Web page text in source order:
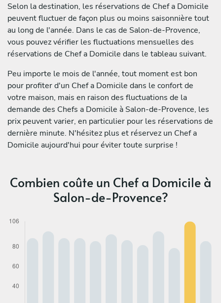
Selon la destination, les réservations de Chef a Domicile
peuvent fluctuer de façon plus ou moins saisonnière tout
au long de l'année. Dans le cas de Salon-de-Provence,
vous pouvez vérifier les fluctuations mensuelles des
réservations de Chef a Domicile dans le tableau suivant.
Peu importe le mois de l'année, tout moment est bon
pour profiter d'un Chef a Domicile dans le confort de
votre maison, mais en raison des fluctuations de la
demande des Chefs a Domicile à Salon-de-Provence, les
prix peuvent varier, en particulier pour les réservations de
dernière minute. N'hésitez plus et réservez un Chef a
Domicile aujourd'hui pour éviter toute surprise !
Combien coûte un Chef a Domicile à
Salon-de-Provence?